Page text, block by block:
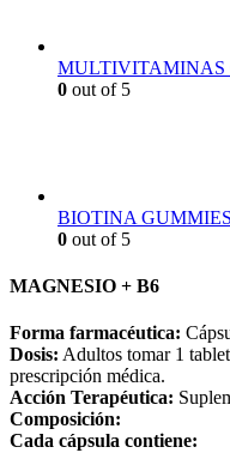
MULTIVITAMINAS
0 out of 5
BIOTINA
0 out of 5
MAGNESIO + B6
Forma farmacéutica:
Dosis: Adultos tomar 1
prescripción médica.
Acción Terapéutica:
Composición:
Cada cápsula contiene: